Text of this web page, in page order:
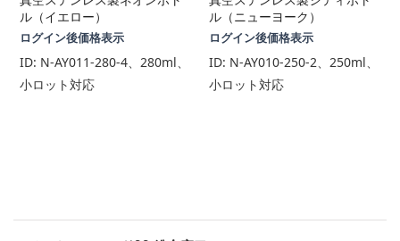
ル（イエロー）
ログイン後価格表示
ID: N-AY011-280-4、280ml、
小ロット対応
ル（ニューヨーク）
ログイン後価格表示
ID: N-AY010-250-2、250ml、
小ロット対応